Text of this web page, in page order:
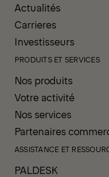
Actualités
Carrieres
Investisseurs
PRODUITS ET SERVICES
Nos produits
Votre activité
Nos services
Partenaires
ASSISTANCE ET
PALDESK